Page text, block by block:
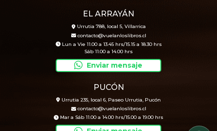
EL ARRAYÁN
Urrutia 788, local 5, Villarrica
contacto@vuelanloslibros.cl
Lun a Vie 11.00 a 13.45 hrs/15.15 a 18.30 hrs
Sáb 11.00 a 14.00 hrs
Enviar mensaje
PUCÓN
Urrutia 235, local 6, Paseo Urrutia, Pucón
contacto@vuelanloslibros.cl
Mar a Sáb 11.00 a 14.00 hrs/15.00 a 19.00 hrs